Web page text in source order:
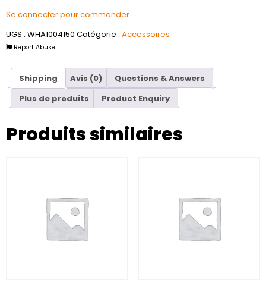
Se connecter pour commander
UGS : WHA1004150 Catégorie : Accessoires
Report Abuse
Shipping Avis (0)
Questions & Answers
Plus de produits
Product Enquiry
Produits similaires